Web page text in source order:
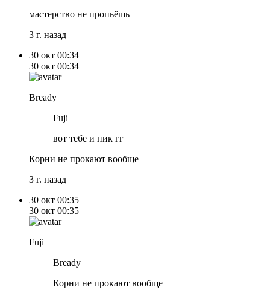
мастерство не пропьёшь
3 г. назад
30 окт 00:34
30 окт 00:34
Bready
Fuji
вот тебе и пик гг
Корни не прокают вообще
3 г. назад
30 окт 00:35
30 окт 00:35
Fuji
Bready
Корни не прокают вообще